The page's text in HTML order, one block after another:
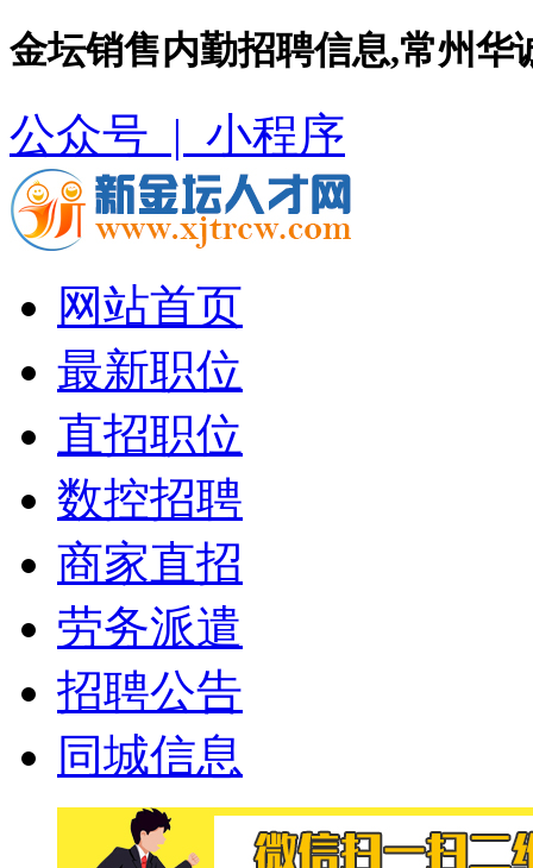
金坛销售内勤招聘信息,常州
公众号 | 小程序
网站首页
最新职位
直招职位
数控招聘
商家直招
劳务派遣
招聘公告
同城信息